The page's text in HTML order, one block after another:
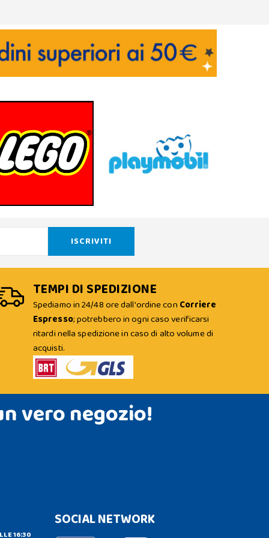
TEMPI DI SPEDIZIONE
Spediamo in 24/48 ore dall'ordine con Corriere
Espresso; potrebbero in ogni caso verificarsi
ritardi nella spedizione in caso di alto volume di
acquisti.
vero negozio!
16:30
SOCIAL NETWORK